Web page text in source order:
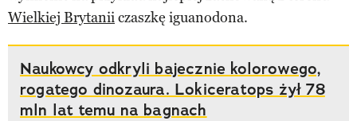
Wielkiej Brytaniiczaszkę iguanodona.
Naukowcy odkryli bajecznie kolorowego,
rogatego dinozaura. Lokiceratops żył 78
mln lat temu na bagnach